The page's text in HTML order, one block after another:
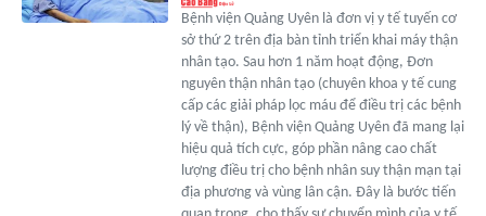
Bệnh viện Quảng Uyên là đơn vị y tế tuyến cơ
sở thứ 2 trên địa bàn tỉnh triển khai máy thận
nhân tạo. Sau hơn 1 năm hoạt động, Đơn
nguyên thận nhân tạo (chuyên khoa y tế cung
cấp các giải pháp lọc máu để điều trị các bệnh
lý về thận), Bệnh viện Quảng Uyên đã mang lại
hiệu quả tích cực, góp phần nâng cao chất
lượng điều trị cho bệnh nhân suy thận mạn tại
địa phương và vùng lân cận. Đây là bước tiến